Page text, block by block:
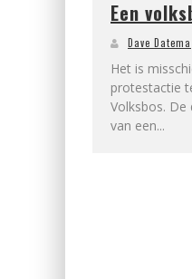
Een
Dave Datema
Het is
protestactie
Volksbos.
van een...